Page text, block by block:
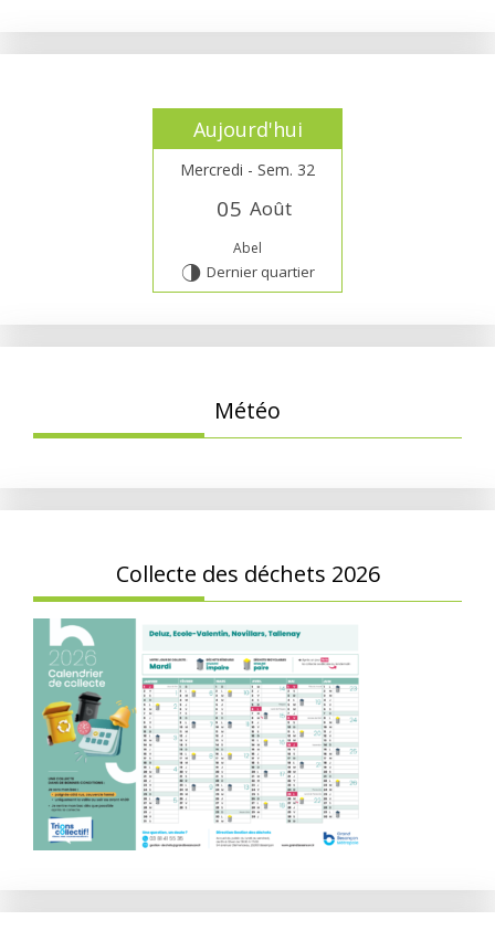
Aujourd'hui
Mercredi - Sem. 32
05 Août
Abel
T Dernier quartier
Météo
Collecte des déchets 2026